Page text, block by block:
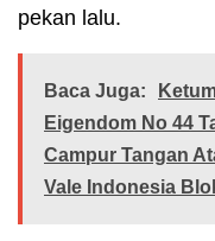
pekan lalu.
Baca Juga:
Eigendom No 44
Campur Tangan
Vale Indonesia